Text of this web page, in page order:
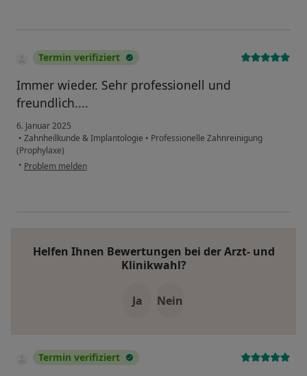
Termin verifiziert
Immer wieder. Sehr professionell und
freundlich....
6. Januar 2025
• Zahnheilkunde & Implantologie • Professionelle Zahnreinigung
(Prophylaxe)
• Problem melden
Helfen Ihnen Bewertungen bei der Arzt- und
Klinikwahl?
Ja Nein
Termin verifiziert